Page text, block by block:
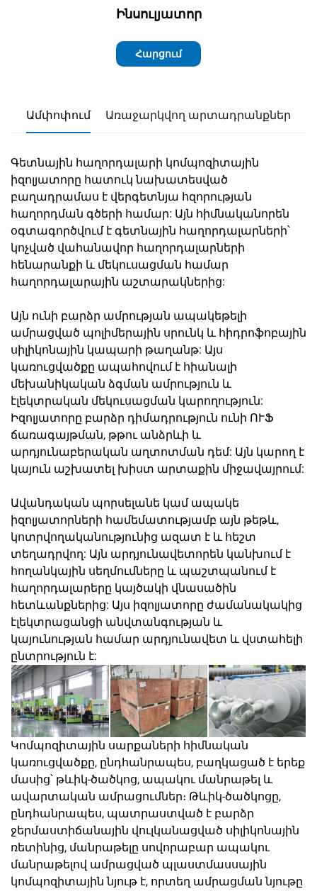
Ինսուլյատոր
Հարցում
Ամփոփում Առաջարկվող արտադրանքներ
Գետնային հաղորդալարի կոմպոզիտային
իզոլյատորը հատուկ նախատեսված
բաղադրամաս է վերգետնյա հզորության
հաղորդման գծերի համար: Այն հիմնականորեն
օգտագործվում է գետնային հաղորդալարների՝
կոչված վահանավոր հաղորդալարների
հենարանքի և մեկուսացման համար
հաղորդալարային աշտարակներից:
Այն ունի բարձր ամրության ապակեթելի
ամրացված պոլիմերային սրունկ և հիդրոֆոբային
սիլիկոնային կապարի թաղանթ: Այս
կառուցվածքը ապահովում է հիանալի
մեխանիկական ձգման ամրություն և
էլեկտրական մեկուսացման կարողություն:
Իզոլյատորը բարձր դիմադրություն ունի ՈՒՖ
ճառագայթման, թթու անձրևի և
արդյունաբերական աղտոտման դեմ: Այն կարող է
կայուն աշխատել խիստ արտաքին միջավայրում:
Ավանդական պորսելանե կամ ապակե
իզոլյատորների համեմատությամբ այն թեթև,
կոտրվողականությունից ազատ է և հեշտ
տեղադրվող: Այն արդյունավետորեն կանխում է
հողանկային սեղմումները և պաշտպանում է
հաղորդալարերը կայծակի վնասածին
հետևանքներից: Այս իզոլյատորը ժամանակակից
էլեկտրացանցի անվտանգության և
կայունության համար արդյունավետ և վստահելի
ընտրություն է:
Կոմպոզիտային սարքաների հիմնական
կառուցվածքը, ընդհանրապես, բաղկացած է երեք
մասից՝ թևիկ-ծածկոց, ապակու մանրաթել և
ավարտական ամրացումներ։ Թևիկ-ծածկոցը,
ընդհանրապես, պատրաստված է բարձր
ջերմաստիճանային վուլկանացված սիլիկոնային
ռետինից, մանրաթելը սովորաբար ապակու
մանրաթելով ամրացված պլաստմասսային
կոմպոզիտային նյութ է, որտեղ ամրացման նյութը